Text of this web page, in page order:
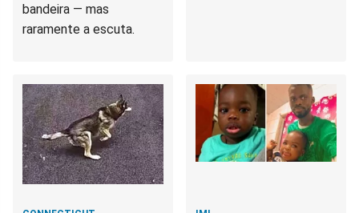
bandeira — mas
raramente a escuta.